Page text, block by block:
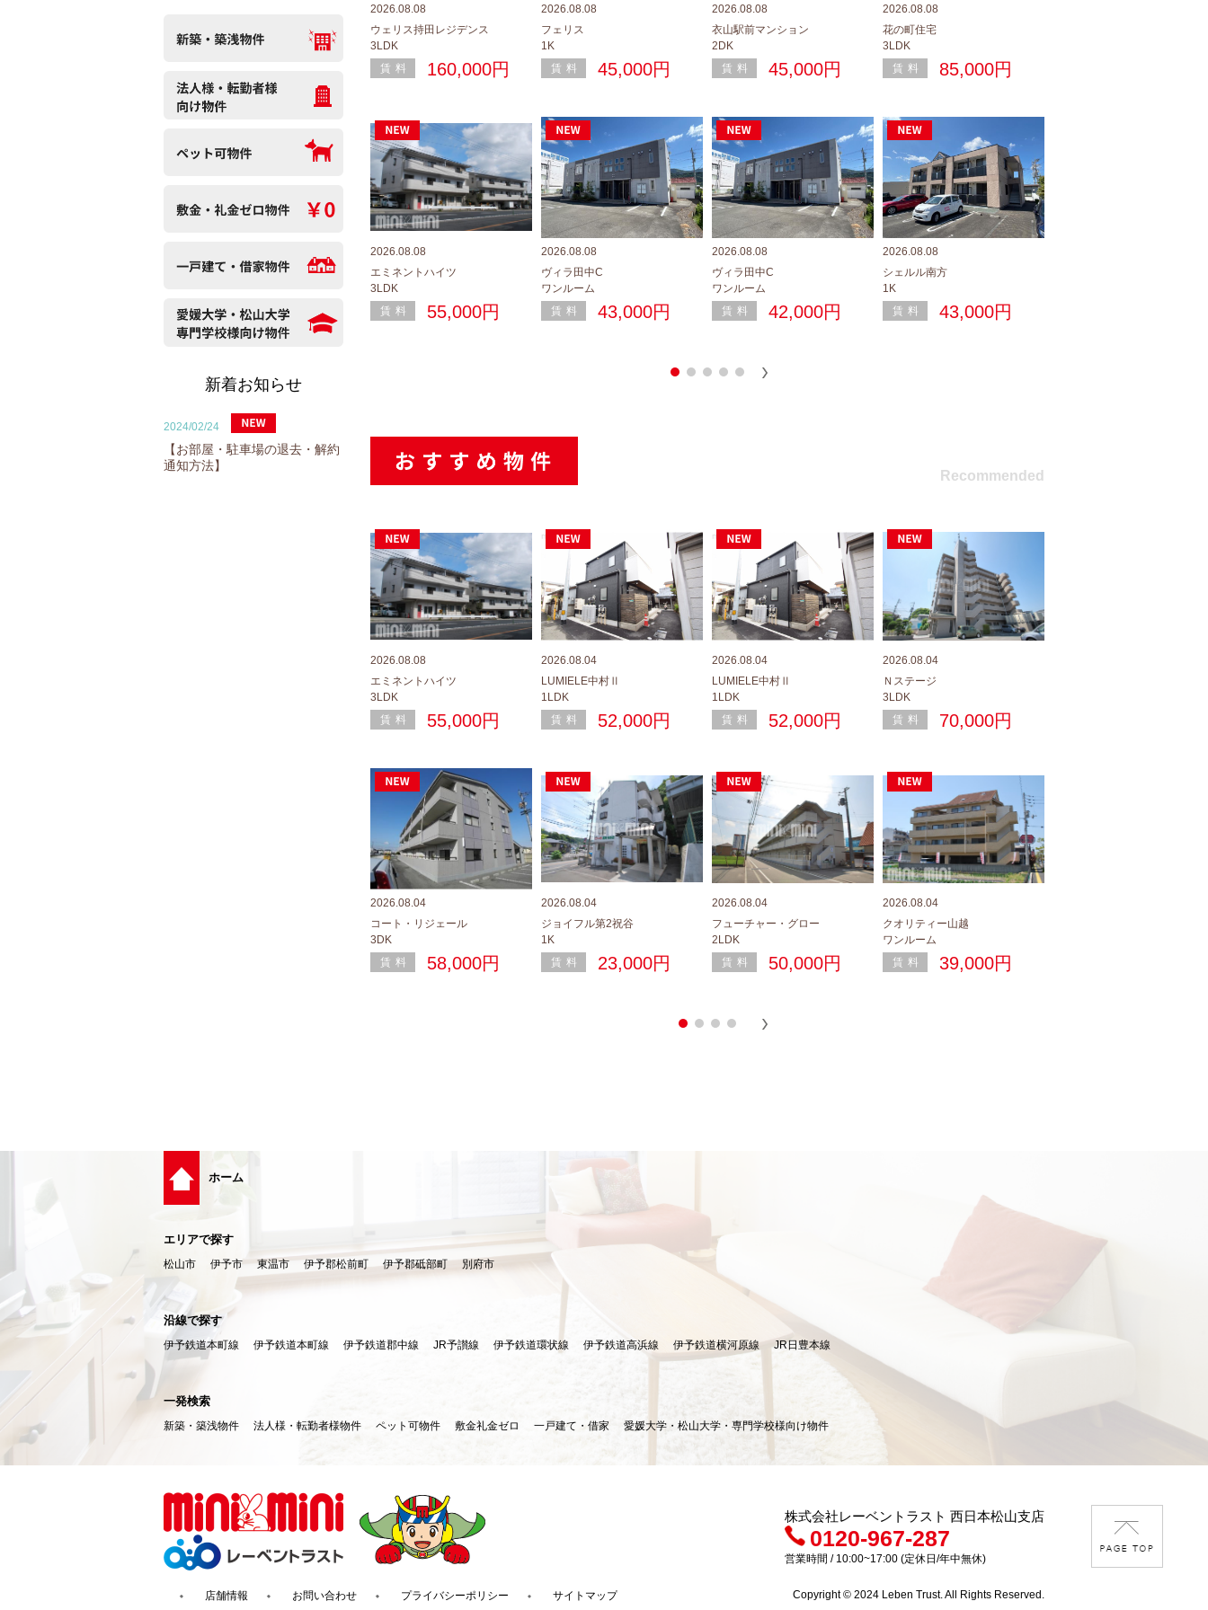
2026.08.08
ウェリス持田レジデンス
3LDK
賃料
160,000円
2026.08.08
フェリス
1K
賃料
45,000円
2026.08.08
衣山駅前マンション
2DK
賃料
45,000円
2026.08.08
花の町住宅
3LDK
賃料
85,000円
2026.08.08
エミネントハイツ
3LDK
賃料
55,000円
2026.08.08
ヴィラ田中C
ワンルーム
賃料
43,000円
2026.08.08
ヴィラ田中C
ワンルーム
賃料
42,000円
2026.08.08
シェルル南方
1K
賃料
43,000円
Recommended
2026.08.08
エミネントハイツ
3LDK
賃料
55,000円
2026.08.04
LUMIELE中村Ⅱ
1LDK
賃料
52,000円
2026.08.04
LUMIELE中村Ⅱ
1LDK
賃料
52,000円
2026.08.04
Ｎステージ
3LDK
賃料
70,000円
2026.08.04
コート・リジェール
3DK
賃料
58,000円
2026.08.04
ジョイフル第2祝谷
1K
賃料
23,000円
2026.08.04
フューチャー・グロー
2LDK
賃料
50,000円
2026.08.04
クオリティー山越
ワンルーム
賃料
39,000円
新着お知らせ
2024/02/24
【お部屋・駐車場の退去・解約
通知方法】
ホーム
エリアで探す
松山市 伊予市 東温市 伊予郡松前町 伊予郡砥部町 別府市
沿線で探す
伊予鉄道本町線 伊予鉄道本町線 伊予鉄道郡中線 JR予讃線 伊予鉄道環状線 伊予鉄道高浜線 伊予鉄道横河原線 JR日豊本線
一発検索
新築・築浅物件 法人様・転勤者様物件 ペット可物件 敷金礼金ゼロ 一戸建て・借家 愛媛大学・松山大学・専門学校様向け物件
株式会社レーベントラスト 西日本松山支店
0120-967-287
営業時間 / 10:00~17:00 (定休日/年中無休)
店舗情報 お問い合わせ プライバシーポリシー サイトマップ Copyright © 2024 Leben Trust. All Rights Reserved.